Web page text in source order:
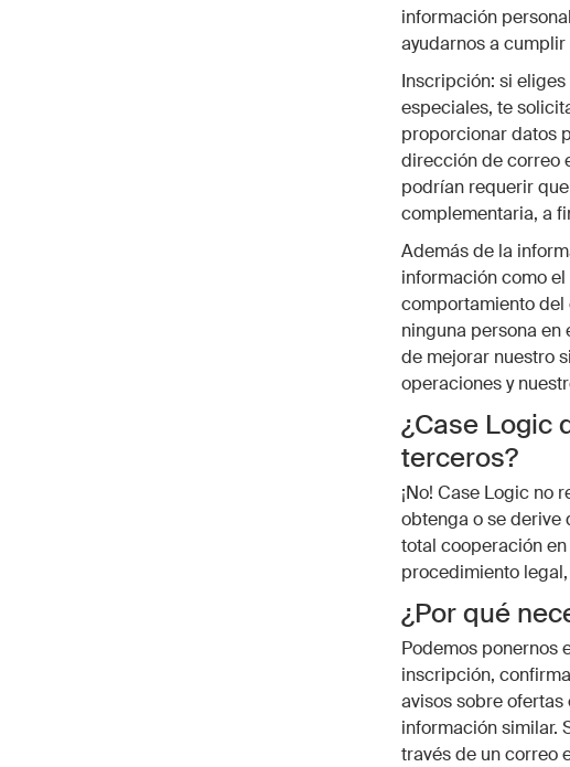
información
ayudarnos a
Inscripción: si
especiales, te
proporcionar datos
dirección de correo
podrían requerir
complementaria, a
Además de la
información como
comportamiento del
ninguna persona
de mejorar nuestro
operaciones y
¿Case Logic
terceros?
¡No! Case Logic no
obtenga o se derive
total cooperación
procedimiento
¿Por qué
Podemos ponernos
inscripción,
avisos sobre
información similar.
través de un correo